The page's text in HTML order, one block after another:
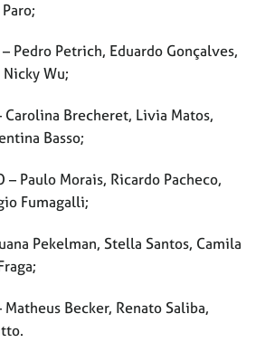
– Pedro Petrich, Eduardo Gonçalves,
Wu;
Carolina Brecheret, Livia Matos,
Basso;
– Paulo Morais, Ricardo Pacheco,
Fumagalli;
Pekelman, Stella Santos, Camila
Matheus Becker, Renato Saliba,